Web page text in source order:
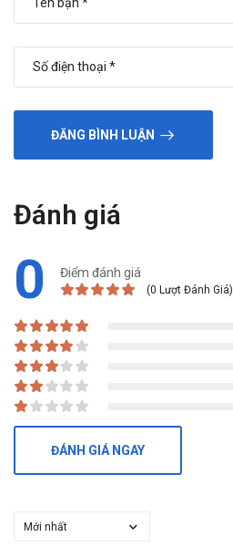
ĐĂNG BÌNH LUẬN
Đánh giá
0 Điểm đánh giá
(0 Lượt Đánh Giá)
ĐÁNH GIÁ NGAY